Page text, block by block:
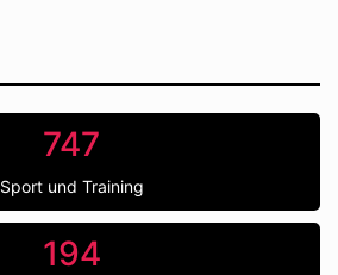
747
Sport und Training
194